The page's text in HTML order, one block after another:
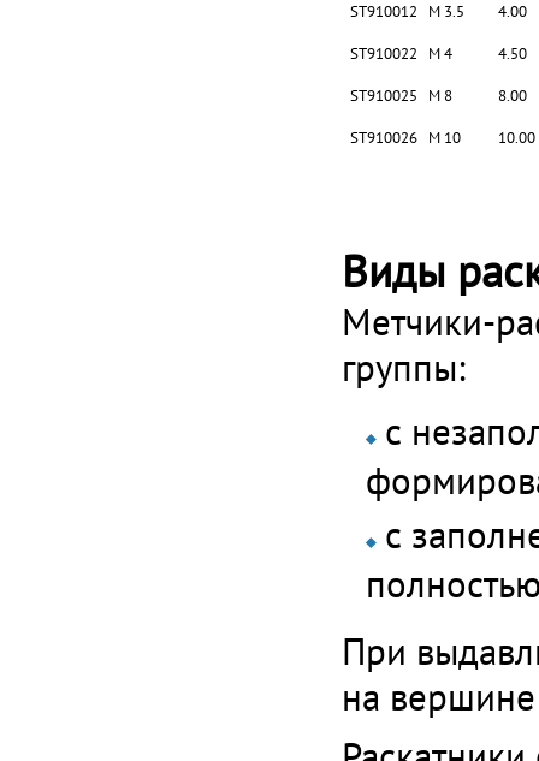
ST910012 M 3.5 4.00
ST910022 M 4 4.50
ST910025 M 8 8.00
ST910026 M 10 10.00
Виды
Метчики-
группы:
с
с
При
на